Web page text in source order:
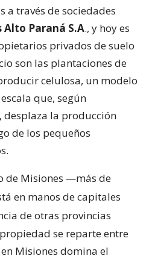
a través de sociedades
Alto Paraná S.A., y hoy es
privados de suelo
son las plantaciones de
celulosa, un modelo
que, según
desplaza la producción
de los pequeños
de Misiones —más de
en manos de capitales
de otras provincias
se reparte entre
Misiones domina el